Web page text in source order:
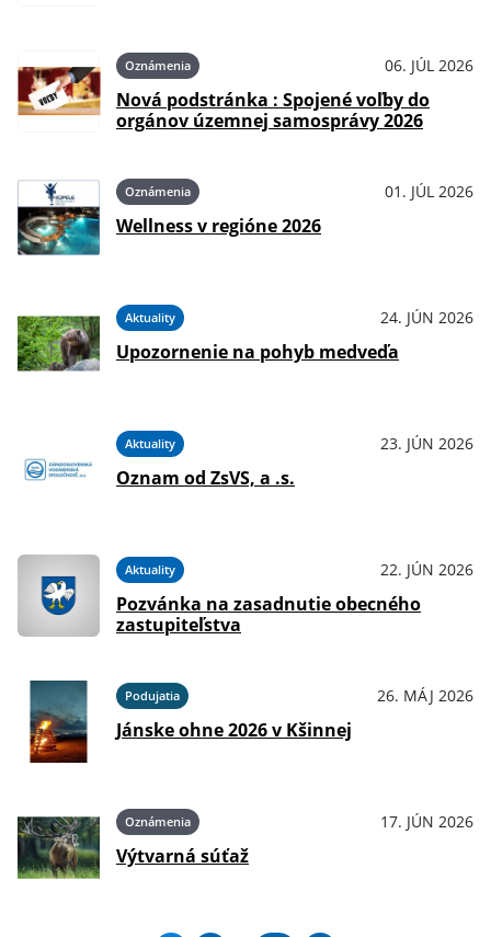
Oznámenia 06. JÚL 2026
Nová podstránka : Spojené voľby do
orgánov územnej samosprávy 2026
Oznámenia 01. JÚL 2026
Wellness v regióne 2026
Aktuality 24. JÚN 2026
Upozornenie na pohyb medveďa
Aktuality 23. JÚN 2026
Oznam od ZsVS, a .s.
Aktuality 22. JÚN 2026
Pozvánka na zasadnutie obecného
zastupiteľstva
Podujatia 26. MÁJ 2026
Jánske ohne 2026 v Kšinnej
Oznámenia 17. JÚN 2026
Výtvarná súťaž